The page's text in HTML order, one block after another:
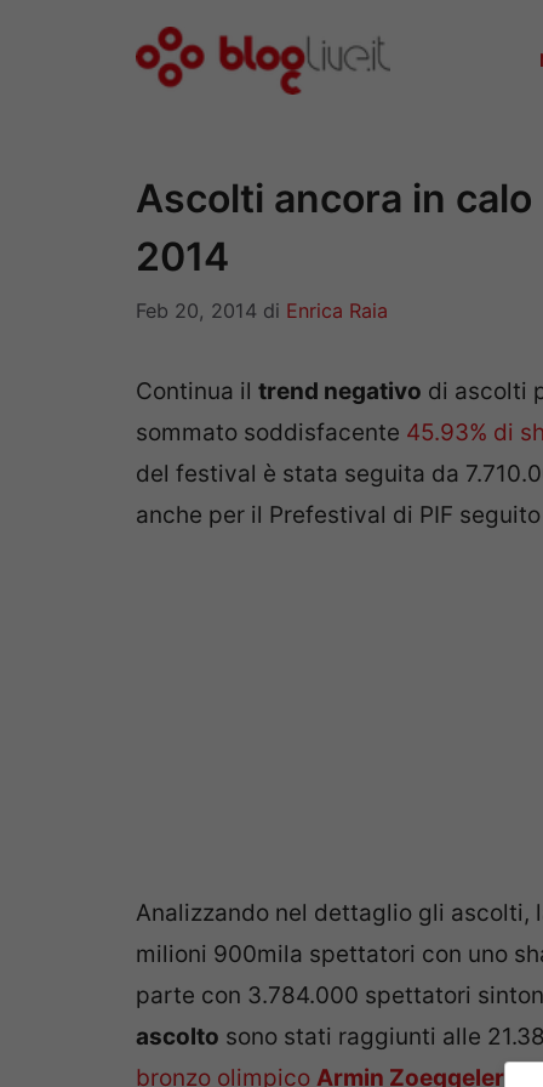
Ascolti ancora in
2014
Feb 20, 2014 di Enrica Raia
Continua il trend negativo di ascolti
sommato soddisfacente 45.93% di
del festival è stata seguita da
anche per il Prefestival di PIF
Analizzando nel dettaglio gli
milioni 900mila spettatori con uno
parte con 3.784.000 spettatori
ascolto sono stati raggiunti alle
bronzo olimpico Armin Zoeggeler